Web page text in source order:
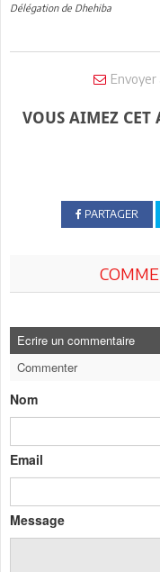
Délégation de Dhehiba
Envoyer
VOUS AIMEZ CET
PARTAGER
Ecrire un commentaire
Commenter
Nom
Email
Message